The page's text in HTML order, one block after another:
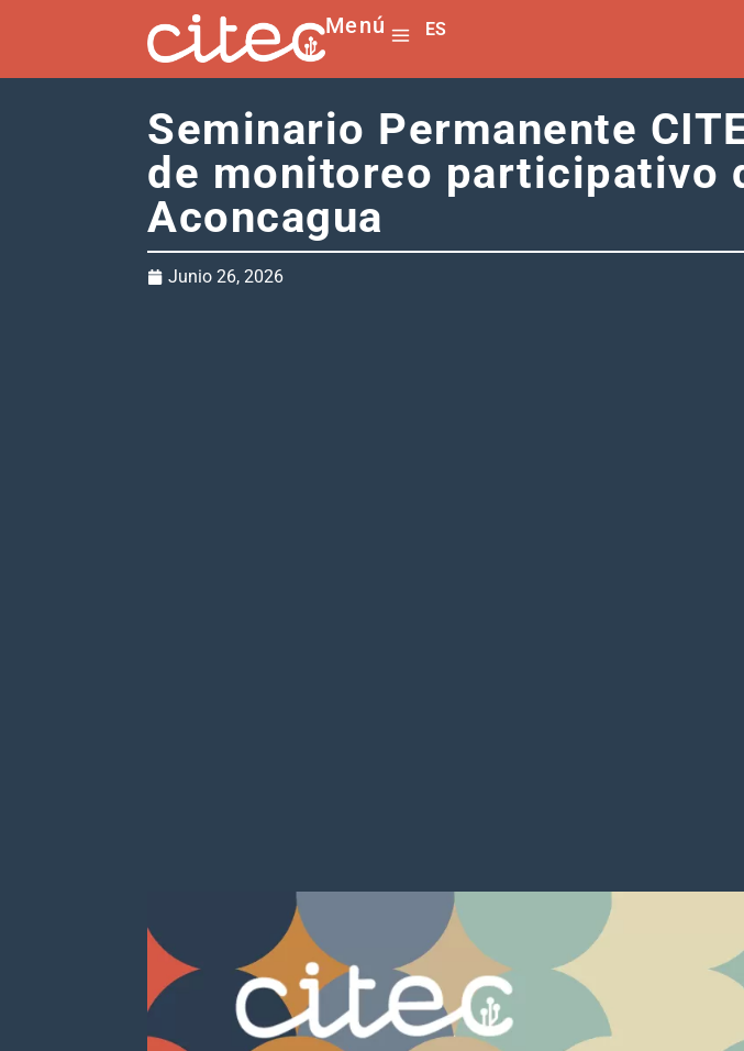
Menú ES
EN
Seminario Permanente
de monitoreo participativo
Aconcagua
Junio 26, 2026